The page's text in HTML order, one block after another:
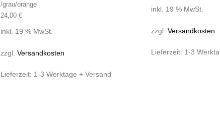
/grau/orange
24,00 €
inkl. 19 % MwSt.
zzgl. Versandkosten
Lieferzeit: 1-3 Werktage + Versand
inkl. 19 % MwSt.
zzgl. Versandkosten
Lieferzeit: 1-3